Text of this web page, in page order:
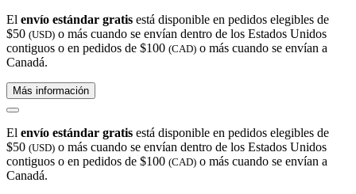
El envío estándar gratis está disponible en pedidos elegibles de
$50 (USD) o más cuando se envían dentro de los Estados Unidos
contiguos o en pedidos de $100 (CAD) o más cuando se envían a
Canadá.
Más información
El envío estándar gratis está disponible en pedidos elegibles de
$50 (USD) o más cuando se envían dentro de los Estados Unidos
contiguos o en pedidos de $100 (CAD) o más cuando se envían a
Canadá.